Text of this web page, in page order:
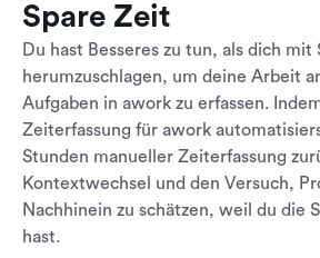
Spare Zeit
Du hast Besseres zu tun, als dich mit
herumzuschlagen, um deine Arbeit
Aufgaben in awork zu erfassen.
Zeiterfassung für awork
Stunden manueller Zeiterfassung
Kontextwechsel und den Versuch,
Nachhinein zu schätzen, weil du die
hast.